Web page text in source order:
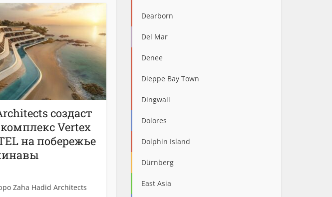
создаст
Vertex
на побережье
Zaha Hadid Architects
Dearborn
Del Mar
Denee
Dieppe Bay Town
Dingwall
Dolores
Dolphin Island
Dürnberg
East Asia